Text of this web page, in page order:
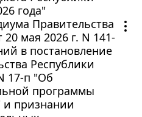
года"
Правительства
мая 2026 г. N 141-
в постановление
Республики
17-п "Об
программы
и признании